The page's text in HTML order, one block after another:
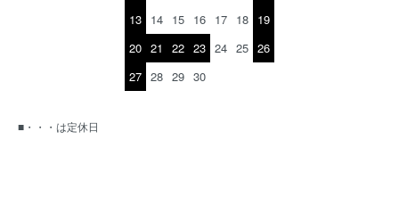
13 14 15 16 17 18 19
20 21 22 23 24 25 26
27 28 29 30
■・・・は定休日